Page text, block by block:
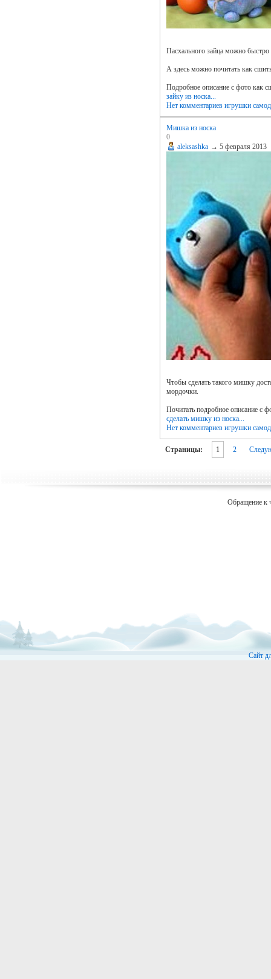
Пасхального зайца можно быстро
А здесь можно почитать как
Подробное описание с фото как
зайку из носка...
Нет комментариев игрушки
Мишка из носка
0
aleksashka →5 февраля 2013
Чтобы сделать такого мишку
мордочки.
Почитать подробное описание с
сделать мишку из носка...
Нет комментариев игрушки
Страницы: 1 2
Обращение к
Сайт